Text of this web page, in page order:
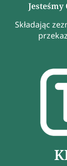
Jesteśmy
Składając